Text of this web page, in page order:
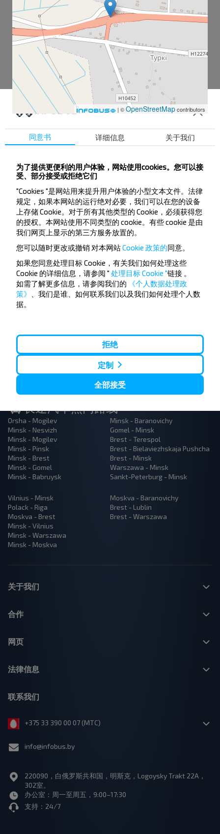
| ©OpenStreetMapcontributors
Турки
想要更便宜的旅行
吗？
不要错过INFOBUS的特殊优惠，折扣和其他有趣的优
惠。 订阅接收新消息，和我们一起旅行更便宜！
长途汽车热门路线
Orsha - Mogilev
Minsk - Nesvizh
Minsk - Mogilev
Minsk - Pinsk
Minsk - Brest
Minsk - Gomel
Minsk - Babruysk
Minsk - Baranovichy
Gomel - Minsk
Brest - Terespol
Brest - Bielaviezhskaja Pushcha
Brest - Minsk
Warszawa - Minsk
Sankt-Peterburg - Minsk
Vilnius - Minsk
Polack - Riga
Moskva - Brest
Minsk - Vilnius
Minsk - Warszawa
Minsk - Moskva
Moskva - Baranovichy
Brest - Lublin
Brest - Warszawa
关于我们
合作
网页
法律信息
联系我们
+375 33 390 00 07 (МТС)
info@infobus.by
220090，白俄罗斯共和国，明斯克，Logoysky Trakt 22A，
302室。
办公室：周一至周五，9:00–17:30
支持：24/7
同意书 详细信息 关于我们
为了提供更便利的用户体验，网站使用cookies。您可以接
受、部分接受或拒绝它们
"Cookies "是网站用来提升用户体验的小型文本文件。法律
规定，如果本网站的运行绝对必要，我们可以在您的设备
上存储 Cookie。对于所有其他类型的 Cookie，必须获得您
的授权。本网站使用不同类型的 cookie。有些 cookie 是由
我们网页上显示的第三方服务放置的。
您可以随时更改或撤销 对本网站Cookie 政策的同意。
如果您同意处理目标 Cookie，有关我们如何处理这些
Cookie 的详细信息，请参阅 " 处理目标 Cookie "链接
如需了解更多信息，请参阅我们的
《个人数据处理政
策》
、我们是谁、如何联系我们以及我们如何处理个人数
据。
拒绝
定制
全部接受